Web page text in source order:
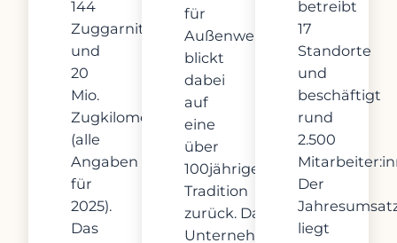
144
Zuggarnituren
und
20
Mio.
Zugkilometern
(alle
Angaben
für
2025).
Das
für
Außenwerbung und
blickt
dabei
auf
eine
über
100jährige
Tradition
zurück. Das
Unternehmen verfügt
betreibt
17
Standorte
und
beschäftigt
rund
2.500
Der
liegt